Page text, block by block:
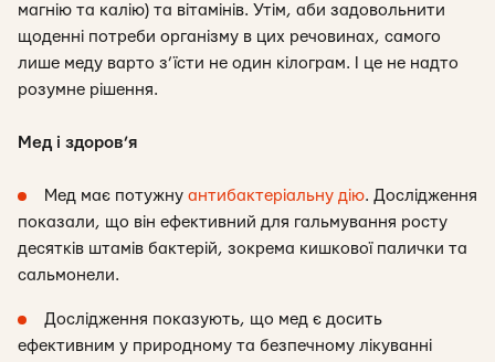
магнію та калію) та вітамінів. Утім, аби задовольнити
щоденні потреби організму в цих речовинах, самого
лише меду варто з’їсти не один кілограм. І це не надто
розумне рішення.
Мед і здоров’я
Мед має потужну антибактеріальну дію. Дослідження
показали, що він ефективний для гальмування росту
десятків штамів бактерій, зокрема кишкової палички та
сальмонели.
Дослідження показують, що мед є досить
ефективним у природному та безпечному лікуванні